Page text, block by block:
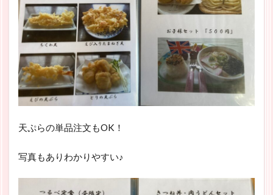
天ぷらの単品注文もOK！
写真もありわかりやすい♪